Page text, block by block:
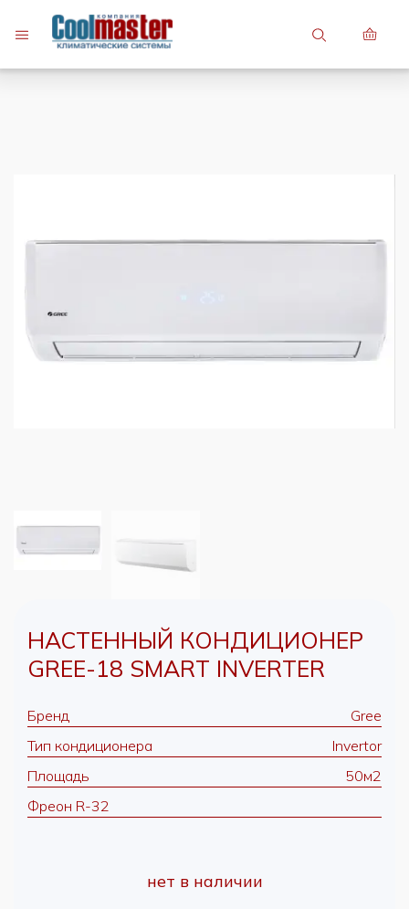
7 (747) 748-81-82
НАСТЕННЫЙ КОНДИЦИОНЕР
GREE-18 SMART INVERTER
Бренд
Gree
Тип кондиционера
Invertor
Площадь
50м2
Фреон R-32
нет в наличии